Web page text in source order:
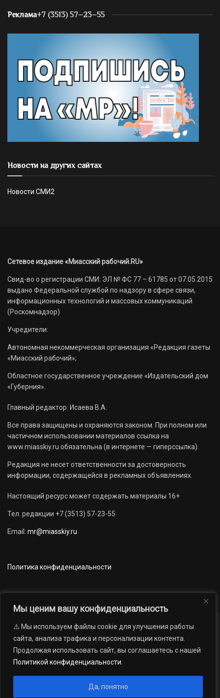
Мы ценим вашу конфиденциальность
⚠️ Мы используем файлы cookie для улучшения работы
сайта, анализа трафика и персонализации контента.
Продолжая использовать сайт, вы соглашаетесь с нашей
Политикой конфиденциальности
Да, понятно
Реклама+7 (3513) 57–23–55
Новости на других сайтах
Новости СМИ2
Сетевое издание «Миасский рабочий.RU»
Свид-во о регистрации СМИ: ЭЛ № ФС 77 – 61785 от 07.05.2015
выдано Федеральной службой по надзору в сфере связи,
информационных технологий и массовых коммуникаций
(Роскомнадзор)
Учредители:
Автономная некоммерческая организация «Редакция газеты
«Миасский рабочий»;
Областное государственное учреждение «Издательский дом
«Губерния».
Главный редактор: Исаева В.А.
Все права защищены и охраняются законом. При полном или
частичном использовании материалов ссылка на
www.miasskiy.ru обязательна (в интернете — гиперссылка).
Редакция не несет ответственности за достоверность
информации, содержащейся в рекламных объявлениях.
Настоящий ресурс может содержать материалы 16+
Тел. редакции +7 (3513) 57-23-55
Email: mr@miasskiy.ru
Политика конфиденциальности
Новости Наши проекты
Официально
АРХИВ
16+
газеты «Миасский рабочий»; Областное государственное учреждение
«Издательский дом «Губерния». Все права защищены.
Андрей Петрович Попов